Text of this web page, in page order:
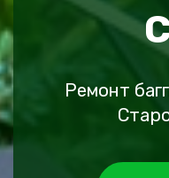
Ремонт